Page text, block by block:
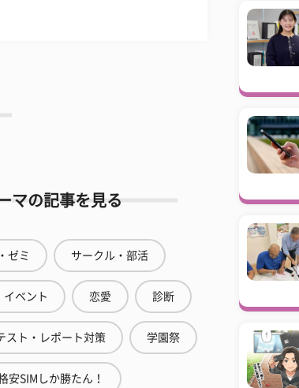
マの記事を見る
ゼミ サークル・部活
イベント 恋愛 診断
スト・レポート対策 学園祭
安SIMしか勝たん！